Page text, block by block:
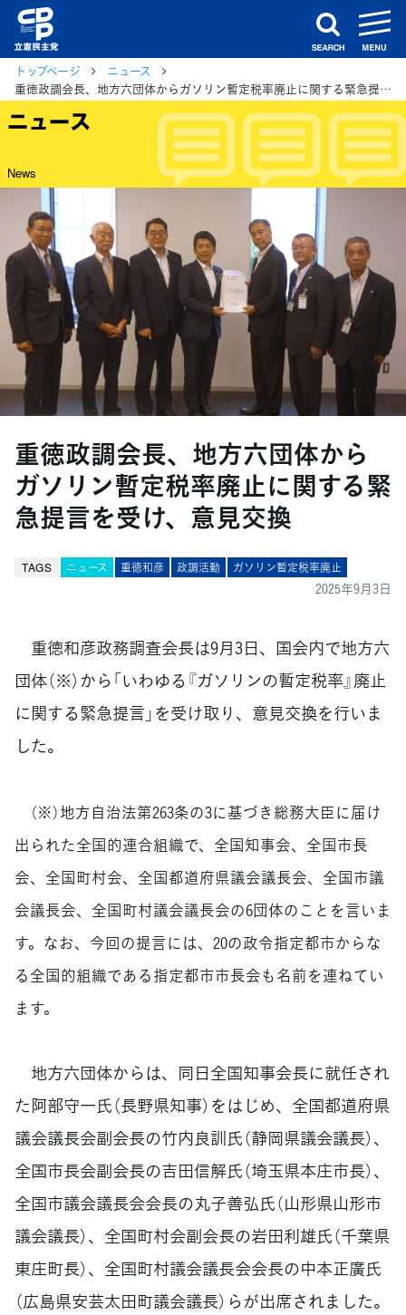
search
トップページ
ニュース
重徳政調会長、地方六団体からガソリン暫定税率廃止に関する緊急提言を受け、意見交換
ニュース
News
重徳政調会長、地方六団体から
ガソリン暫定税率廃止に関する緊
急提言を受け、意見交換
TAGS ニュース 重徳和彦 政調活動 ガソリン暫定税率廃止
2025年9月3日
重徳和彦政務調査会長は9月3日、国会内で地方六
団体（※）から「いわゆる『ガソリンの暫定税率』廃止
に関する緊急提言」を受け取り、意見交換を行いま
した。
（※）地方自治法第263条の3に基づき総務大臣に届け
出られた全国的連合組織で、全国知事会、全国市長
会、全国町村会、全国都道府県議会議長会、全国市議
会議長会、全国町村議会議長会の6団体のことを言いま
す。なお、今回の提言には、20の政令指定都市からな
る全国的組織である指定都市市長会も名前を連ねてい
ます。
地方六団体からは、同日全国知事会長に就任され
た阿部守一氏（長野県知事）をはじめ、全国都道府県
議会議長会副会長の竹内良訓氏（静岡県議会議長）、
全国市長会副会長の吉田信解氏（埼玉県本庄市長）、
全国市議会議長会会長の丸子善弘氏（山形県山形市
議会議長）、全国町村会副会長の岩田利雄氏（千葉県
東庄町長）、全国町村議会議長会会長の中本正廣氏
（広島県安芸太田町議会議長）らが出席されました。